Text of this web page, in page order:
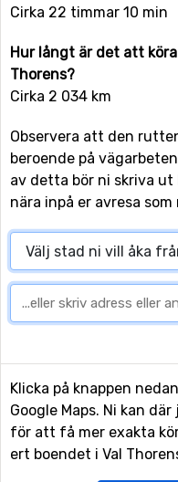
Cirka 22 timmar 10 min
Hur långt är det att
Thorens?
Cirka 2 034 km
Observera att den
beroende på
av detta bör ni skriva
nära inpå er avresa
Klicka på knappen
Google Maps. Ni kan
för att få mer exakta
ert boendet i Val